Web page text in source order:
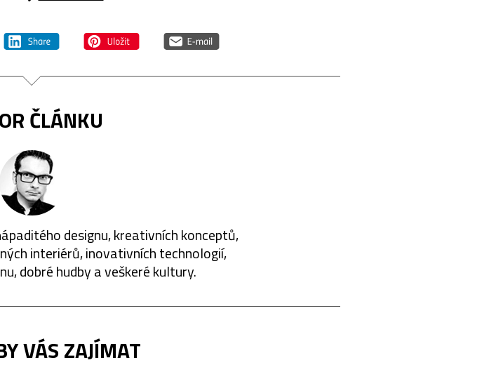
ČLÁNKU
designu, kreativních konceptů,
interiérů, inovativních technologií,
dobré hudby a veškeré kultury.
VÁS ZAJÍMAT